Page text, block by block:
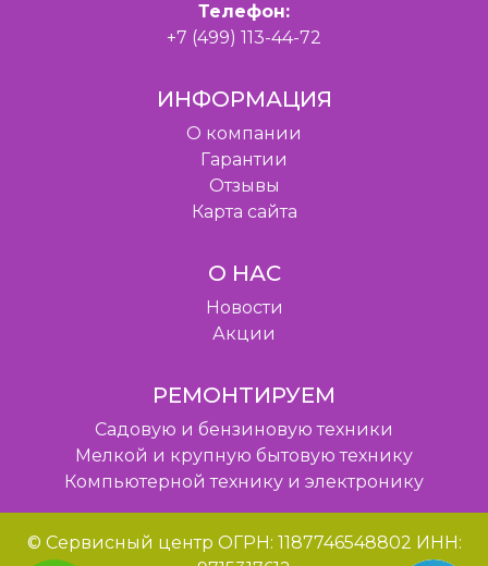
Телефон:
+7 (499) 113-44-72
ИНФОРМАЦИЯ
O компании
Гарантии
Отзывы
Карта сайта
О НАС
Новости
Акции
РЕМОНТИРУЕМ
Садовую и бензиновую техники
Мелкой и крупную бытовую технику
Компьютерной технику и электронику
© Сервисный центр ОГРН: 1187746548802 ИНН: